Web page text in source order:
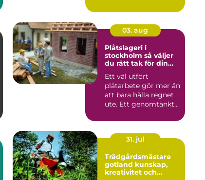
fastighetsägar...
03. aug
Plåtslageri i
stockholm så väljer
du rätt tak för din
Ett väl utfört
plåtarbete gör mer än
att bara hålla regnet
ute. Ett genomtänkt
fasad...
31. jul
Trädgårdsmästare
gotland kunskap,
kreativitet och